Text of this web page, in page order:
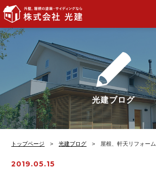
株式会社光建
装・サイディングなら
光建ブログ
トップページ >光建ブログ > 屋根、軒天リフォーム
2019.05.15